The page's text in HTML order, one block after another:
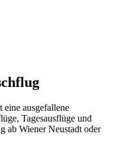
ausgefallene
Tagesausflüge und
ab Wiener Neustadt oder